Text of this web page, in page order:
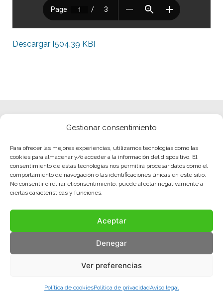
Gestionar consentimiento
Para ofrecer las mejores experiencias, utilizamos tecnologías como las
cookies para almacenar y/o acceder a la información del dispositivo. El
consentimiento de estas tecnologías nos permitirá procesar datos como el
comportamiento de navegación o las identificaciones únicas en este sitio.
No consentir o retirar el consentimiento, puede afectar negativamente a
ciertas características y funciones.
Aceptar
Denegar
Ver preferencias
Política de cookiesPolítica de privacidadAviso legal
Descargar [504.39 KB]